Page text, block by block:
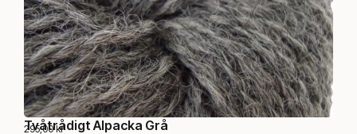
Tvåtrådigt Alpacka Grå
295,00kr